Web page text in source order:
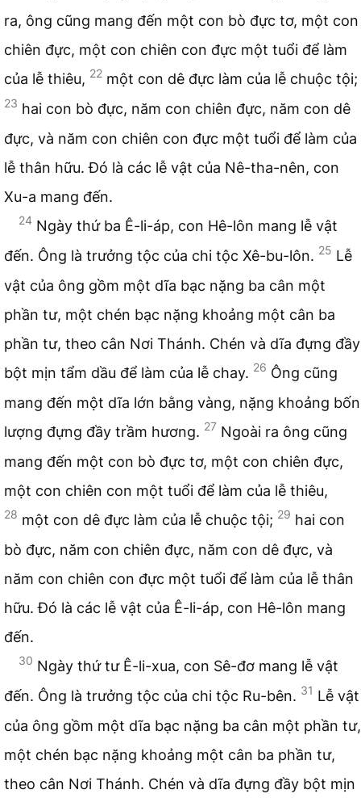
ra, ông cũng mang đến một con bò đực tơ, một con
chiên đực, một con chiên con đực một tuổi để làm
của lễ thiêu, 22 một con dê đực làm của lễ chuộc tội;
23 hai con bò đực, năm con chiên đực, năm con dê
đực, và năm con chiên con đực một tuổi để làm của
lễ thân hữu. Đó là các lễ vật của Nê-tha-nên, con
Xu-a mang đến.
24 Ngày thứ ba Ê-li-áp, con Hê-lôn mang lễ vật
đến. Ông là trưởng tộc của chi tộc Xê-bu-lôn. 25 Lễ
vật của ông gồm một dĩa bạc nặng ba cân một
phần tư, một chén bạc nặng khoảng một cân ba
phần tư, theo cân Nơi Thánh. Chén và dĩa đựng đầy
bột mịn tẩm dầu để làm của lễ chay. 26 Ông cũng
mang đến một dĩa lớn bằng vàng, nặng khoảng bốn
lượng đựng đầy trầm hương. 27 Ngoài ra ông cũng
mang đến một con bò đực tơ, một con chiên đực,
một con chiên con một tuổi để làm của lễ thiêu,
28 một con dê đực làm của lễ chuộc tội; 29 hai con
bò đực, năm con chiên đực, năm con dê đực, và
năm con chiên con đực một tuổi để làm của lễ thân
hữu. Đó là các lễ vật của Ê-li-áp, con Hê-lôn mang
đến.
30 Ngày thứ tư Ê-li-xua, con Sê-đơ mang lễ vật
đến. Ông là trưởng tộc của chi tộc Ru-bên. 31 Lễ vật
của ông gồm một dĩa bạc nặng ba cân một phần tư,
một chén bạc nặng khoảng một cân ba phần tư,
theo cân Nơi Thánh. Chén và dĩa đựng đầy bột mịn